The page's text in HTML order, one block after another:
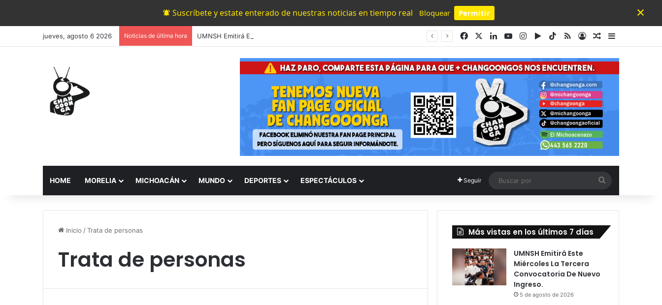
Suscríbete y estate enterado de nuestras noticias en tiempo real Bloquear Permitir
Powered by SendPulse
×
jueves, agosto 6 2026 Noticias de última hora FacebookLinkedInYouTubeInstagram
Google Play
TikTok
RSS AccesoPublicación al
HOME MORELIA MICHOACÁN MUNDO DEPORTES ESPECTÁCULOS Seguir
por
Inicio /Trata de personas
Trata de personas
Más vistas en los últimos 7 días
UMNSH Emitirá Este
Miércoles La Tercera
Convocatoria De Nuevo
Ingreso.
5 de agosto de 2026